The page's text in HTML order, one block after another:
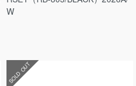
W
SOLD OUT